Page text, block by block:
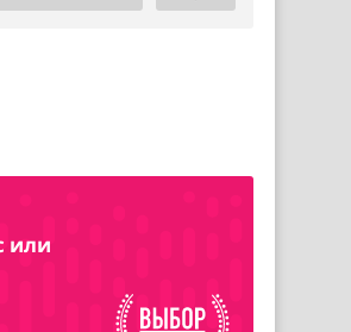
или